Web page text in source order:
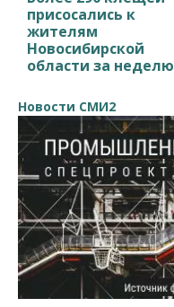
присосались к
жителям
Новосибирской
области за неделю
Новости СМИ2